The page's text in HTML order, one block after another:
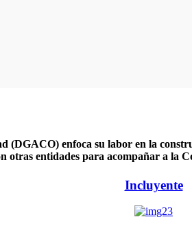
(DGACO) enfoca su labor en la
otras entidades para acompañar a la
Incluyente